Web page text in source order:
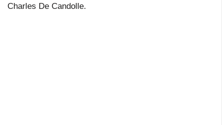
Charles De Candolle.